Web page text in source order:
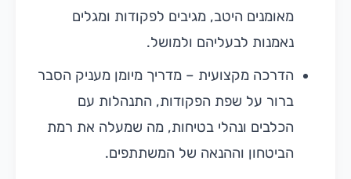
מאומנים היטב, מגיבים לפקודות ומגלים
נאמנות לבעליהם ולמושל.
הדרכה מקצועית – מדריך מיומן מעניק הסבר
ברור על שפת הפקודות, התנהלות עם
הכלבים ונהלי בטיחות, מה שמעלה את רמת
הביטחון וההנאה של המשתתפים.